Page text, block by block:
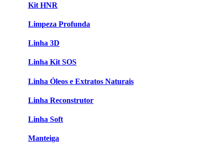
Kit HNR
Limpeza Profunda
Linha 3D
Linha Kit SOS
Linha Óleos e Extratos Naturais
Linha Reconstrutor
Linha Soft
Manteiga